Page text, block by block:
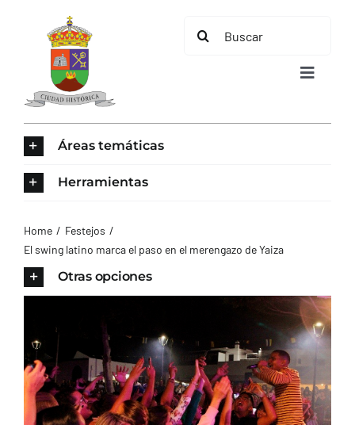
contenido
Buscar:
Toggle
AYUNTAMIENTO
TURISMO
CONTACTO
Áreas temáticas
Herramientas
Home
Festejos
El swing latino marca el paso en el merengazo de Yaiza
Otras opciones